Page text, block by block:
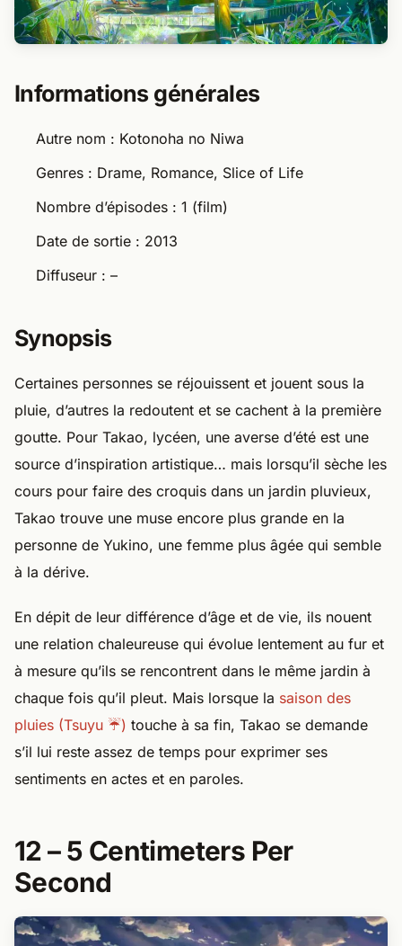
Informations générales
Autre nom : Kotonoha no Niwa
Genres : Drame, Romance, Slice of Life
Nombre d’épisodes : 1 (film)
Date de sortie : 2013
Diffuseur : –
Synopsis
Certaines personnes se réjouissent et jouent sous la
pluie, d’autres la redoutent et se cachent à la première
goutte. Pour Takao, lycéen, une averse d’été est une
source d’inspiration artistique… mais lorsqu’il sèche les
cours pour faire des croquis dans un jardin pluvieux,
Takao trouve une muse encore plus grande en la
personne de Yukino, une femme plus âgée qui semble
à la dérive.
En dépit de leur différence d’âge et de vie, ils nouent
une relation chaleureuse qui évolue lentement au fur et
à mesure qu’ils se rencontrent dans le même jardin à
chaque fois qu’il pleut. Mais lorsque la saison des
pluies (Tsuyu ☔) touche à sa fin, Takao se demande
s’il lui reste assez de temps pour exprimer ses
sentiments en actes et en paroles.
12 – 5 Centimeters Per
Second​